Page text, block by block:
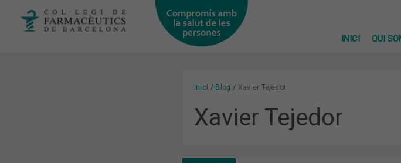
INICI
QUI
Inici Blog Xavier Tejedor
Xavier Tejedor